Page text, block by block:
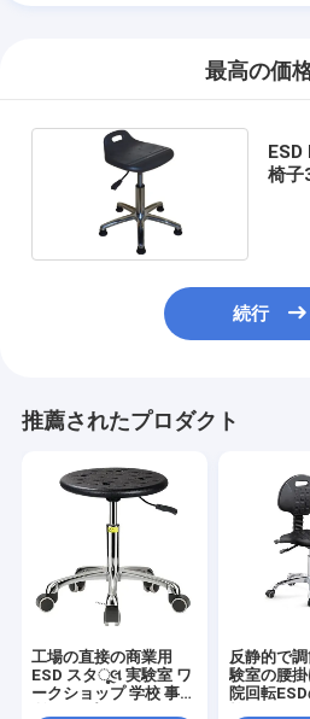
最高の価
ESD
椅子
続行
推薦されたプロダクト
工場の直接の商業用
ESD スタૂલ 実験室 ワ
ークショップ 学校 事務
反静的で
験室の腰
院回転